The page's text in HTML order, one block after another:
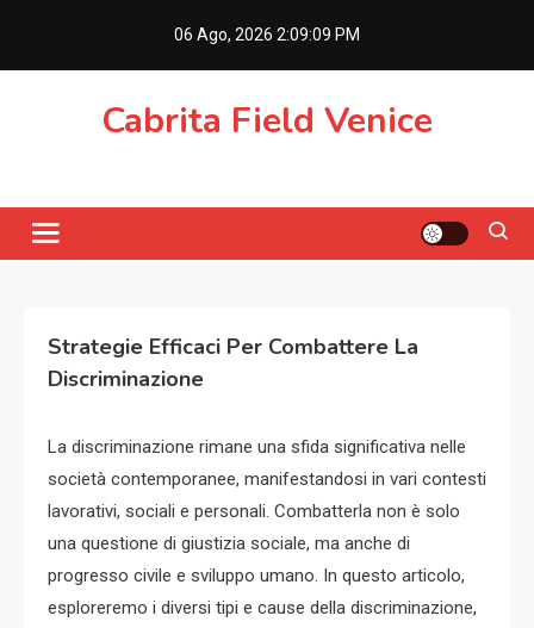
06 Ago, 2026 2:09:10 PM
Cabrita Field Venice
Strategie Efficaci Per Combattere La
Discriminazione
La discriminazione rimane una sfida significativa nelle
società contemporanee, manifestandosi in vari contesti
lavorativi, sociali e personali. Combatterla non è solo
una questione di giustizia sociale, ma anche di
progresso civile e sviluppo umano. In questo articolo,
esploreremo i diversi tipi e cause della discriminazione,